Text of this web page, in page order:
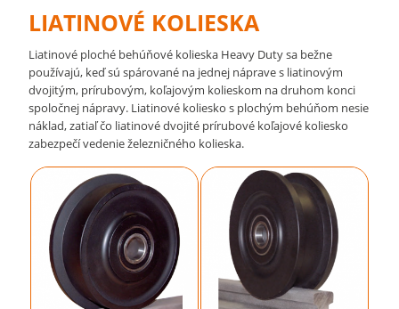
LIATINOVÉ KOLIESKA
Liatinové ploché behúňové kolieska Heavy Duty sa bežne
používajú, keď sú spárované na jednej náprave s liatinovým
dvojitým, prírubovým, koľajovým kolieskom na druhom konci
spoločnej nápravy. Liatinové koliesko s plochým behúňom nesie
náklad, zatiaľ čo liatinové dvojité prírubové koľajové koliesko
zabezpečí vedenie železničného kolieska.